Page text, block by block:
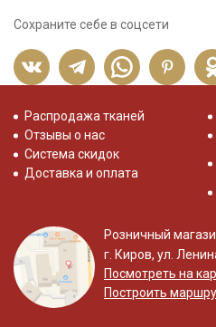
Сохраните себе в соцсети
Распродажа тканей
Отзывы о нас
Система скидок
Доставка и оплата
Розничный
г. Киров, ул.
Посмотреть на
Построить